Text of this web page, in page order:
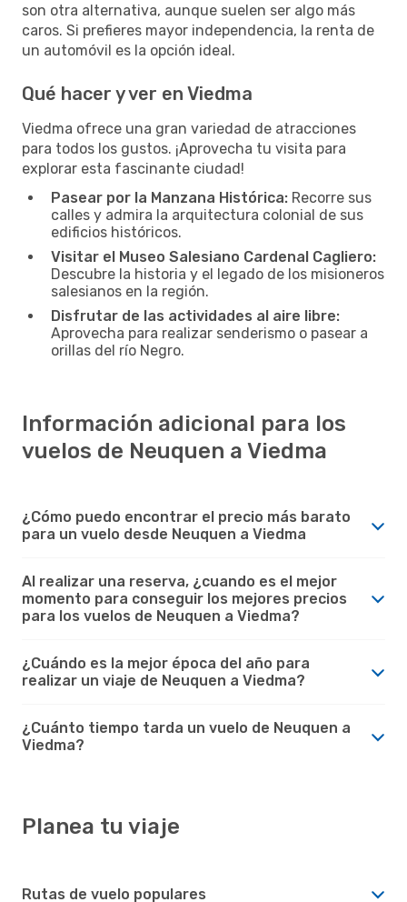
son otra alternativa, aunque suelen ser algo más
caros. Si prefieres mayor independencia, la renta de
un automóvil es la opción ideal.
Qué hacer y ver en Viedma
Viedma ofrece una gran variedad de atracciones
para todos los gustos. ¡Aprovecha tu visita para
explorar esta fascinante ciudad!
Pasear por la Manzana Histórica: Recorre sus
calles y admira la arquitectura colonial de sus
edificios históricos.
Visitar el Museo Salesiano Cardenal Cagliero:
Descubre la historia y el legado de los misioneros
salesianos en la región.
Disfrutar de las actividades al aire libre:
Aprovecha para realizar senderismo o pasear a
orillas del río Negro.
Información adicional para los
vuelos de Neuquen a Viedma
¿Cómo puedo encontrar el precio más barato
para un vuelo desde Neuquen a Viedma
Al realizar una reserva, ¿cuando es el mejor
momento para conseguir los mejores precios
para los vuelos de Neuquen a Viedma?
¿Cuándo es la mejor época del año para
realizar un viaje de Neuquen a Viedma?
¿Cuánto tiempo tarda un vuelo de Neuquen a
Viedma?
Planea tu viaje
Rutas de vuelo populares